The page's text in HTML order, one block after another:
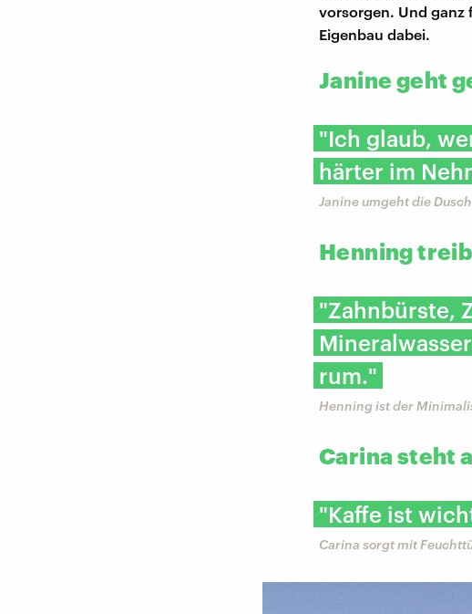
vorsorgen. Und ganz
Eigenbau dabei.
Janine geht
"Ich glaub,
härter im
Janine umgeht die
Henning
"Zahnbürste,
rum."
Henning ist der
Carina steht
"Kaffe ist
Carina sorgt mit